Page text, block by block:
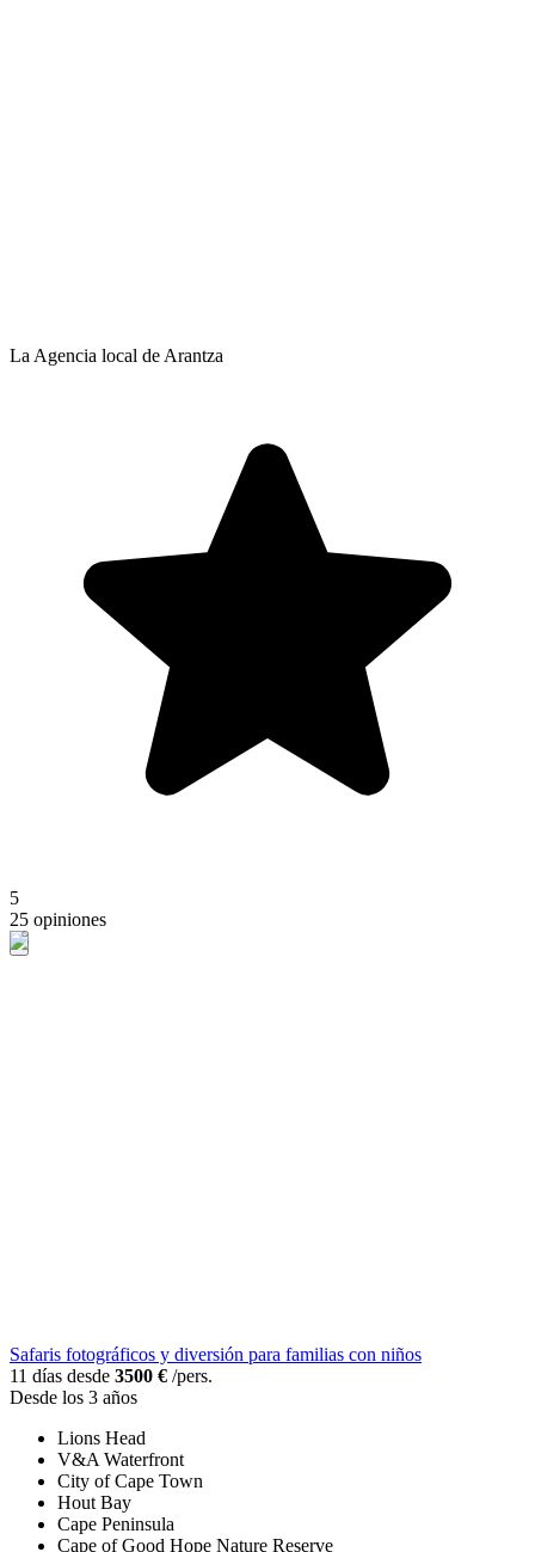
La Agencia local de Arantza
5
25 opiniones
Safaris fotográficos y diversión para familias con niños
11 días desde 3500 € /pers.
Desde los 3 años
Lions Head
V&A Waterfront
City of Cape Town
Hout Bay
Cape Peninsula
Cape of Good Hope Nature Reserve